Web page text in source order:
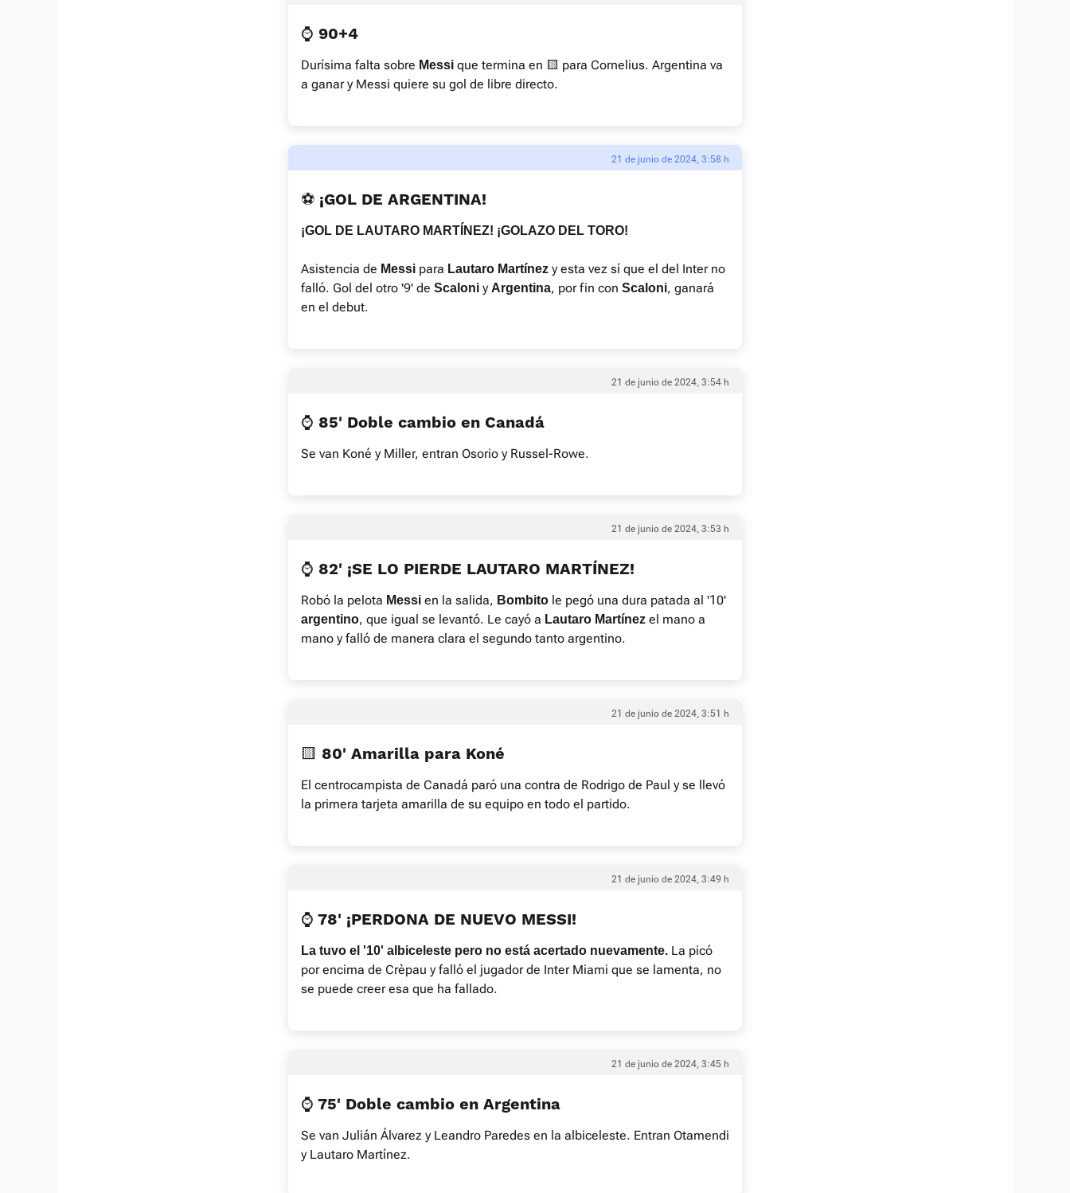
⌚ 90+4
Durísima falta sobre Messi que termina en 🟨 para Cornelius. Argentina va
a ganar y Messi quiere su gol de libre directo.
21 de junio de 2024, 3:58 h
⚽️ ¡GOL DE ARGENTINA!
¡GOL DE LAUTARO MARTÍNEZ! ¡GOLAZO DEL TORO!
Asistencia de Messi para Lautaro Martínez y esta vez sí que el del Inter no
falló. Gol del otro '9' de Scaloni y Argentina, por fin con Scaloni, ganará
en el debut.
21 de junio de 2024, 3:54 h
⌚ 85' Doble cambio en Canadá
Se van Koné y Miller, entran Osorio y Russel-Rowe.
21 de junio de 2024, 3:53 h
⌚ 82' ¡SE LO PIERDE LAUTARO MARTÍNEZ!
Robó la pelota Messi en la salida, Bombito le pegó una dura patada al '10'
argentino, que igual se levantó. Le cayó a Lautaro Martínez el mano a
mano y falló de manera clara el segundo tanto argentino.
21 de junio de 2024, 3:51 h
🟨 80' Amarilla para Koné
El centrocampista de Canadá paró una contra de Rodrigo de Paul y se llevó
la primera tarjeta amarilla de su equipo en todo el partido.
21 de junio de 2024, 3:49 h
⌚ 78' ¡PERDONA DE NUEVO MESSI!
La tuvo el '10' albiceleste pero no está acertado nuevamente. La picó
por encima de Crèpau y falló el jugador de Inter Miami que se lamenta, no
se puede creer esa que ha fallado.
21 de junio de 2024, 3:45 h
⌚ 75' Doble cambio en Argentina
Se van Julián Álvarez y Leandro Paredes en la albiceleste. Entran Otamendi
y Lautaro Martínez.